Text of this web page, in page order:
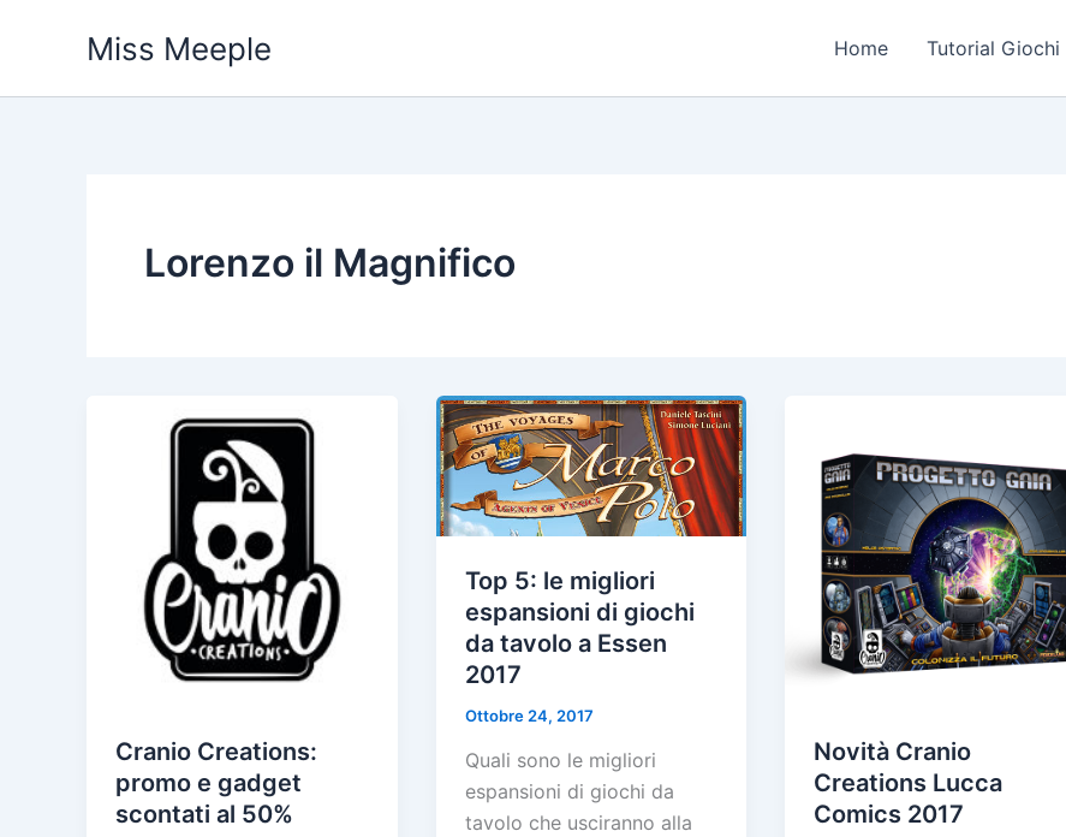
Miss Meeple Home Tutorial Giochi
Lorenzo il Magnifico
Cranio Creations:
promo e gadget
scontati al 50%
Top 5: le migliori
espansioni di giochi
da tavolo a Essen
2017
Ottobre 24, 2017
Quali sono le migliori
espansioni di giochi da
tavolo che usciranno alla
Novità Cranio
Creations Lucca
Comics 2017